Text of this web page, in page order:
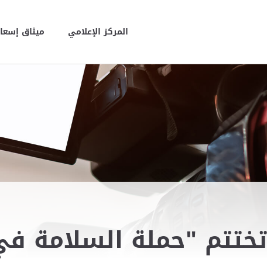
المركز الإعلامي ميثاق
"حملة السلامة